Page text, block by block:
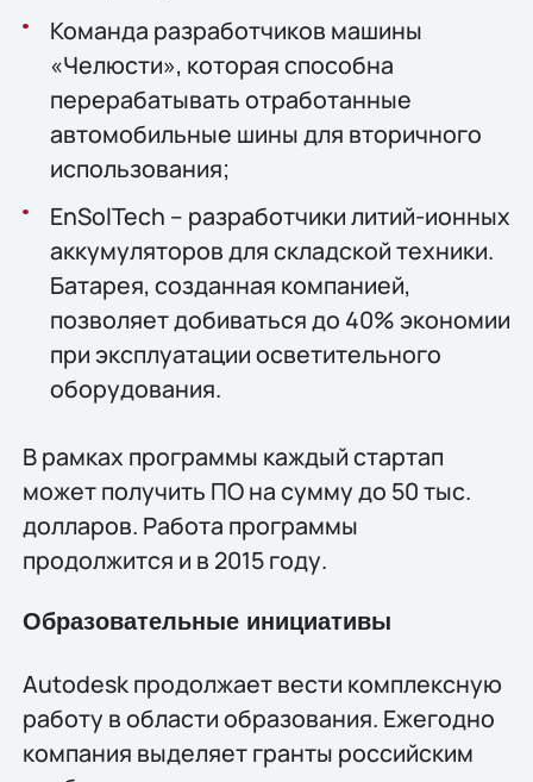
Команда разработчиков машины
«Челюсти», которая способна
перерабатывать отработанные
автомобильные шины для вторичного
использования;
EnSolTech – разработчики литий-ионных
аккумуляторов для складской техники.
Батарея, созданная компанией,
позволяет добиваться до 40% экономии
при эксплуатации осветительного
оборудования.
В рамках программы каждый стартап
может получить ПО на сумму до 50 тыс.
долларов. Работа программы
продолжится и в 2015 году.
Образовательные инициативы
Autodesk продолжает вести комплексную
работу в области образования. Ежегодно
компания выделяет гранты российским